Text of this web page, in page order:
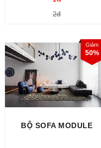
2đ
Giảm
50%
BỘ SOFA MODULE